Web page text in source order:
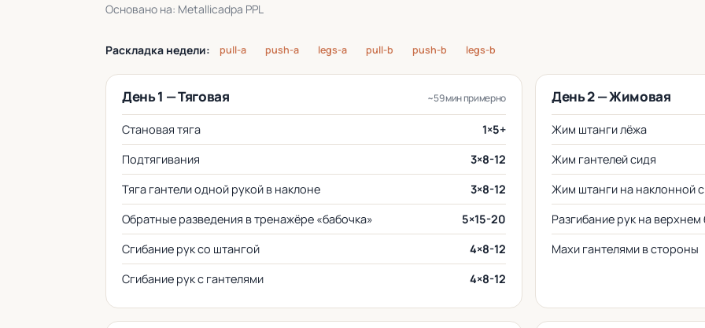
Основано на: Metallicadpa PPL
Раскладка недели: pull-a push-a legs-a pull-b push-b legs-b
День 1 — Тяговая ~59 мин примерно
Становая тяга
1×5+
Подтягивания
3×8-12
Тяга гантели одной рукой в наклоне
3×8-12
Обратные разведения в тренажёре «бабочка»
5×15-20
Сгибание рук со штангой
4×8-12
Сгибание рук с гантелями
4×8-12
День 2 — Жимовая
Жим штанги лёжа
Жим гантелей сидя
Жим штанги на наклонной
Разгибание рук на верхнем
Махи гантелями в стороны